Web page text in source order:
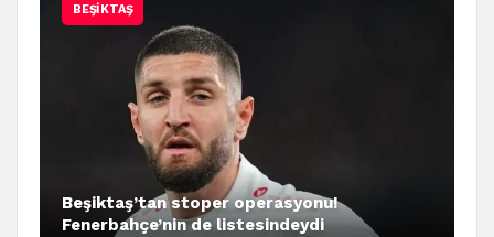
BEŞIKTAŞ
Beşiktaş’tan stoper operasyonu!
Fenerbahçe’nin de listesindeydi